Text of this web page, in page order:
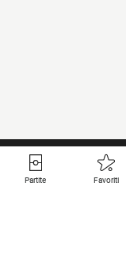
Partite Favoriti